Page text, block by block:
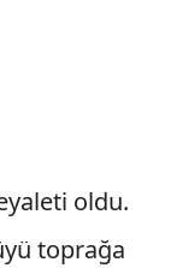
oldu.
toprağa